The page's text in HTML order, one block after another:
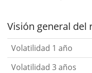
Visión general del
Volatilidad 1 año
Volatilidad 3 años